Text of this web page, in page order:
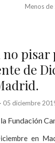
Menos de
pisar
de
· 05 diciembre
en